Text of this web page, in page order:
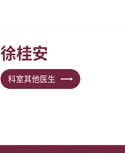
徐桂安
科室其他医生